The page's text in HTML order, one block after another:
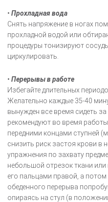
• Прохладная вода
Снять напряжение в ногах
прохладной водой или
процедуры тонизируют
циркулировать.
• Перерывы в работе
Избегайте длительных
Желательно каждые 35-40
вынужден все время сидеть
рекомендуют во время
передними концами ступней
снизить риск застоя крови в
упражнения по захвату
небольшой отрезок ткани или
его пальцами правой, а
обеденного перерыва
опираясь на стул (в